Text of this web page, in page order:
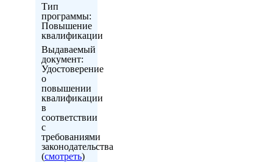
Тип
программы:
Повышение
квалификации
Выдаваемый
документ:
Удостоверение
о
повышении
квалификации
в
соответствии
с
требованиями
законодательства
(смотреть)